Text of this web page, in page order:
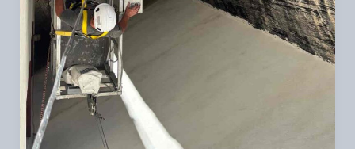
de
luces